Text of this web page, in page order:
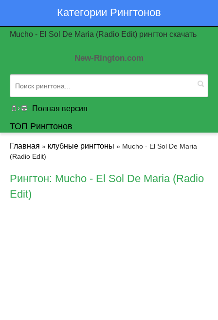
Категории Рингтонов
Mucho - El Sol De Maria (Radio Edit) рингтон скачать
New-Rington.com
Полная версия
ТОП Рингтонов
Главная » клубные рингтоны » Mucho - El Sol De Maria
(Radio Edit)
Рингтон: Mucho - El Sol De Maria (Radio
Edit)